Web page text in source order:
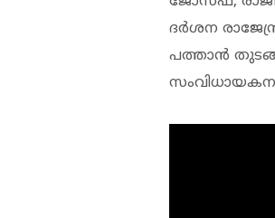
ദര്‍ശന
പത്താന്‍